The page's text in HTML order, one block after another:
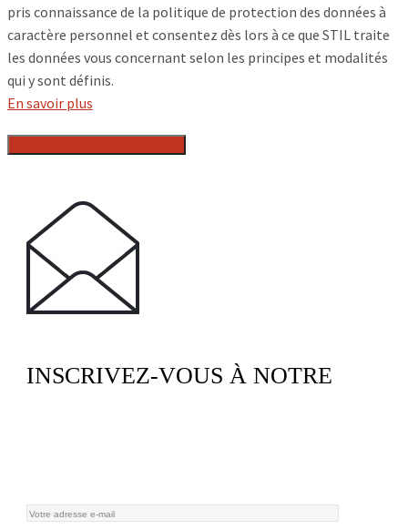
pris connaissance de la politique de protection des données à
caractère personnel et consentez dès lors à ce que STIL traite
les données vous concernant selon les principes et modalités
qui y sont définis.
En savoir plus
INSCRIVEZ-VOUS À NOTRE